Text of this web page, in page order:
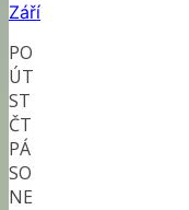
Září
PO
ÚT
ST
ČT
PÁ
SO
NE